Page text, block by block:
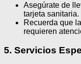
Asegúrate de
tarjeta sanitaria.
Recuerda que
requieren
5. Servicios